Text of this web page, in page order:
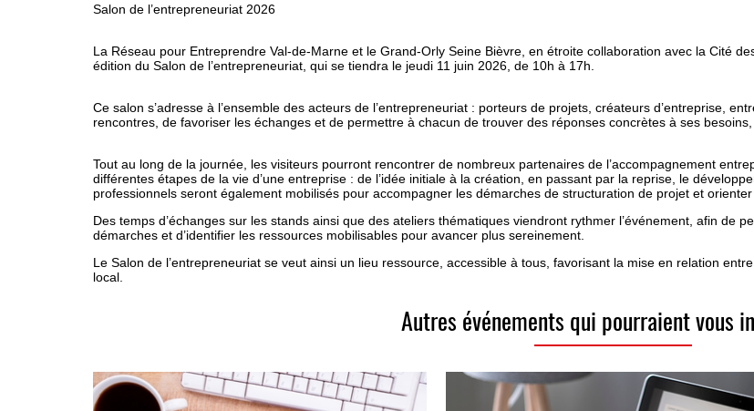
Salon de l’entrepreneuriat 2026
La Réseau pour Entreprendre Val-de-Marne et le Grand-Orly Seine Bièvre, en étroite collaboration avec la Cité
édition du Salon de l’entrepreneuriat, qui se tiendra le jeudi 11 juin 2026, de 10h à 17h.
Ce salon s’adresse à l’ensemble des acteurs de l’entrepreneuriat : porteurs de projets, créateurs d’entreprise,
rencontres, de favoriser les échanges et de permettre à chacun de trouver des réponses concrètes à ses
Tout au long de la journée, les visiteurs pourront rencontrer de nombreux partenaires de l’accompagnement
différentes étapes de la vie d’une entreprise : de l’idée initiale à la création, en passant par la reprise, le
professionnels seront également mobilisés pour accompagner les démarches de structuration de projet et
Des temps d’échanges sur les stands ainsi que des ateliers thématiques viendront rythmer l’événement, afin de
démarches et d’identifier les ressources mobilisables pour avancer plus sereinement.
Le Salon de l’entrepreneuriat se veut ainsi un lieu ressource, accessible à tous, favorisant la mise en relation
local.
Autres événements qui pourraient vous